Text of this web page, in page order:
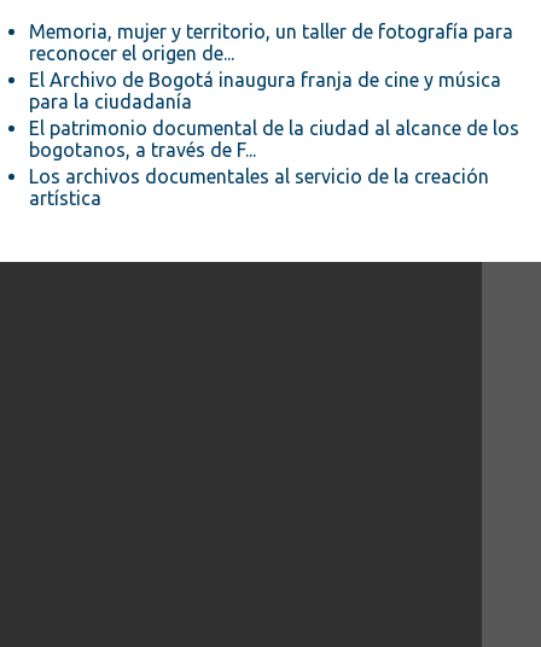
Memoria, mujer y territorio, un taller de fotografía para
reconocer el origen de...
El Archivo de Bogotá inaugura franja de cine y música
para la ciudadanía
El patrimonio documental de la ciudad al alcance de los
bogotanos, a través de F...
Los archivos documentales al servicio de la creación
artística